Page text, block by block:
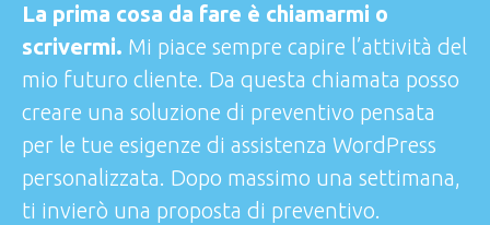
La prima cosa da fare è chiamarmi o
scrivermi. Mi piace sempre capire l’attività del
mio futuro cliente. Da questa chiamata posso
creare una soluzione di preventivo pensata
per le tue esigenze di assistenza WordPress
personalizzata. Dopo massimo una settimana,
ti invierò una proposta di preventivo.